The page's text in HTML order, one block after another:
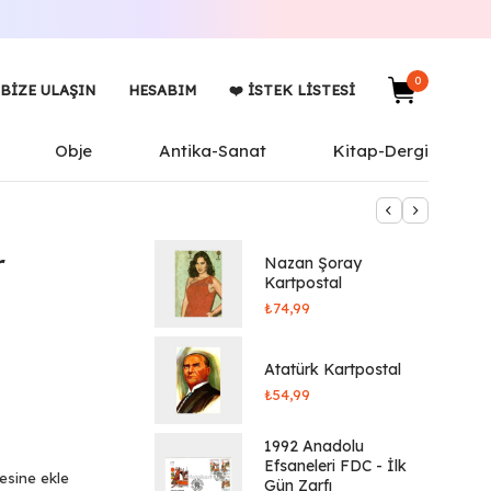
BIZE ULAŞIN HESABIM ❤️ İSTEK LISTESI
0
Obje Antika-Sanat Kitap-Dergi
ekle
Nazan Şoray
Kartpostal
₺74,99
Atatürk Kartpostal
₺54,99
1992 Anadolu
Efsaneleri FDC - İlk
Gün Zarfı